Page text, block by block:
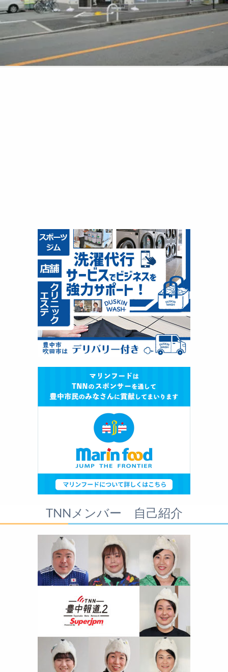
TNNメンバー 自己紹介